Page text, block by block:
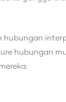
hubungan
hubungan